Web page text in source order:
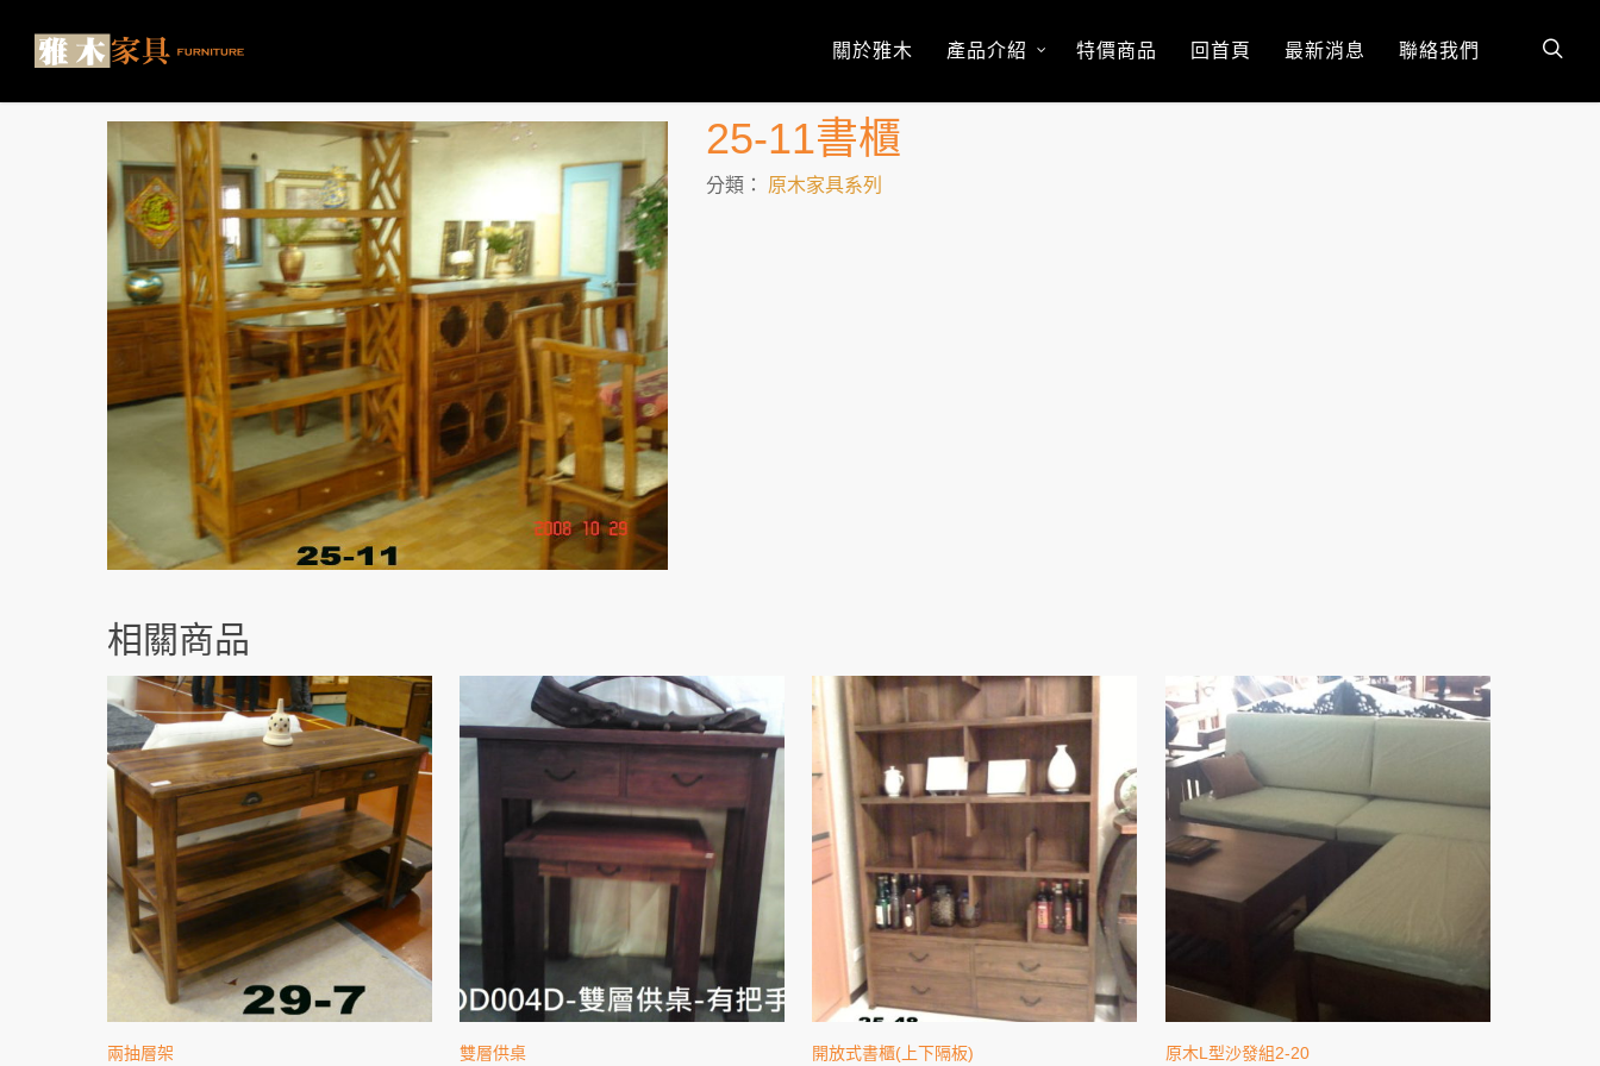
關於雅木 產品介紹 特價商品 回首頁 最新消息 聯絡我們
25-11書櫃
分類： 原木家具系列
相關商品
兩抽層架 雙層供桌 開放式書櫃(上下隔板) 原木L型沙發組2-20